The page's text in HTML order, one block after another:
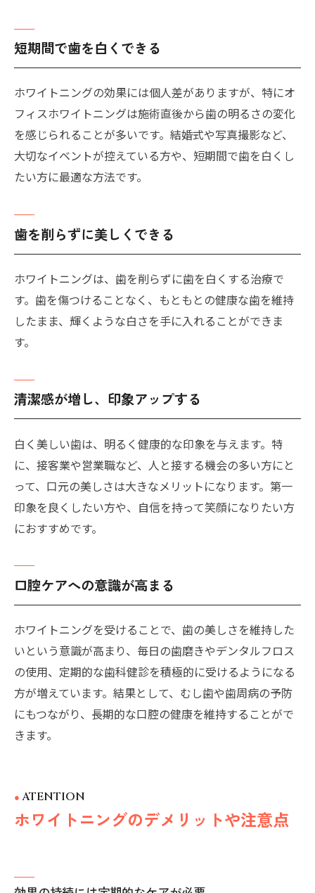
短期間で歯を白くできる
ホワイトニングの効果には個人差がありますが、特にオ
フィスホワイトニングは施術直後から歯の明るさの変化
を感じられることが多いです。結婚式や写真撮影など、
大切なイベントが控えている方や、短期間で歯を白くし
たい方に最適な方法です。
歯を削らずに美しくできる
ホワイトニングは、歯を削らずに歯を白くする治療で
す。歯を傷つけることなく、もともとの健康な歯を維持
したまま、輝くような白さを手に入れることができま
す。
清潔感が増し、印象アップする
白く美しい歯は、明るく健康的な印象を与えます。特
に、接客業や営業職など、人と接する機会の多い方にと
って、口元の美しさは大きなメリットになります。第一
印象を良くしたい方や、自信を持って笑顔になりたい方
におすすめです。
口腔ケアへの意識が高まる
ホワイトニングを受けることで、歯の美しさを維持した
いという意識が高まり、毎日の歯磨きやデンタルフロス
の使用、定期的な歯科健診を積極的に受けるようになる
方が増えています。結果として、むし歯や歯周病の予防
にもつながり、長期的な口腔の健康を維持することがで
きます。
ホワイトニングのデメリットや注意点
ATENTION